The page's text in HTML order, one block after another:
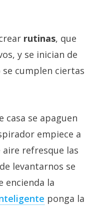
rutinas, que
y se inician de
cumplen ciertas
casa se apaguen
empiece a
refresque las
levantarnos se
encienda la
ponga la